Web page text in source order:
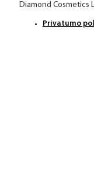
Diamond Cosmetics
Privatumo